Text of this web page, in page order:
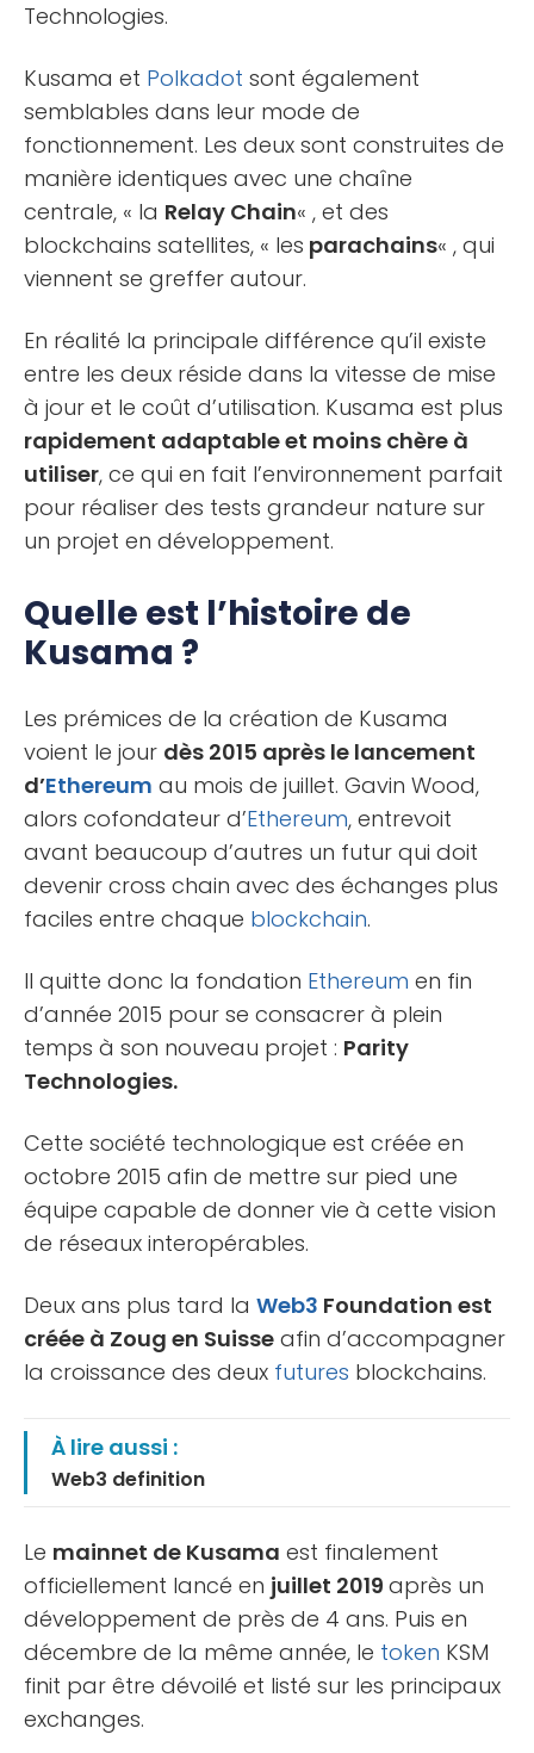
Technologies.
Kusama et Polkadot sont également
semblables dans leur mode de
fonctionnement. Les deux sont construites de
manière identiques avec une chaîne
centrale, « la Relay Chain« , et des
blockchains satellites, « les parachains« , qui
viennent se greffer autour.
En réalité la principale différence qu’il existe
entre les deux réside dans la vitesse de mise
à jour et le coût d’utilisation. Kusama est plus
rapidement adaptable et moins chère à
utiliser, ce qui en fait l’environnement parfait
pour réaliser des tests grandeur nature sur
un projet en développement.
Quelle est l’histoire de
Kusama ?
Les prémices de la création de Kusama
voient le jour dès 2015 après le lancement
d’Ethereum au mois de juillet. Gavin Wood,
alors cofondateur d’Ethereum, entrevoit
avant beaucoup d’autres un futur qui doit
devenir cross chain avec des échanges plus
faciles entre chaque blockchain.
Il quitte donc la fondation Ethereum en fin
d’année 2015 pour se consacrer à plein
temps à son nouveau projet : Parity
Technologies.
Cette société technologique est créée en
octobre 2015 afin de mettre sur pied une
équipe capable de donner vie à cette vision
de réseaux interopérables.
Deux ans plus tard la Web3 Foundation est
créée à Zoug en Suisse afin d’accompagner
la croissance des deux futures blockchains.
À lire aussi :
Web3 definition
Le mainnet de Kusama est finalement
officiellement lancé en juillet 2019 après un
développement de près de 4 ans. Puis en
décembre de la même année, le token KSM
finit par être dévoilé et listé sur les principaux
exchanges.